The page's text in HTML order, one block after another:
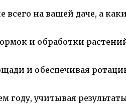
на вашей даче, а
и обработки
и обеспечивая
году, учитывая